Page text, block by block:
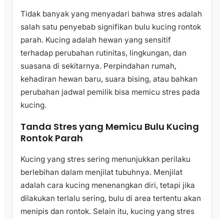
Tidak banyak yang menyadari bahwa stres adalah
salah satu penyebab signifikan bulu kucing rontok
parah. Kucing adalah hewan yang sensitif
terhadap perubahan rutinitas, lingkungan, dan
suasana di sekitarnya. Perpindahan rumah,
kehadiran hewan baru, suara bising, atau bahkan
perubahan jadwal pemilik bisa memicu stres pada
kucing.
Tanda Stres yang Memicu Bulu Kucing
Rontok Parah
Kucing yang stres sering menunjukkan perilaku
berlebihan dalam menjilat tubuhnya. Menjilat
adalah cara kucing menenangkan diri, tetapi jika
dilakukan terlalu sering, bulu di area tertentu akan
menipis dan rontok. Selain itu, kucing yang stres